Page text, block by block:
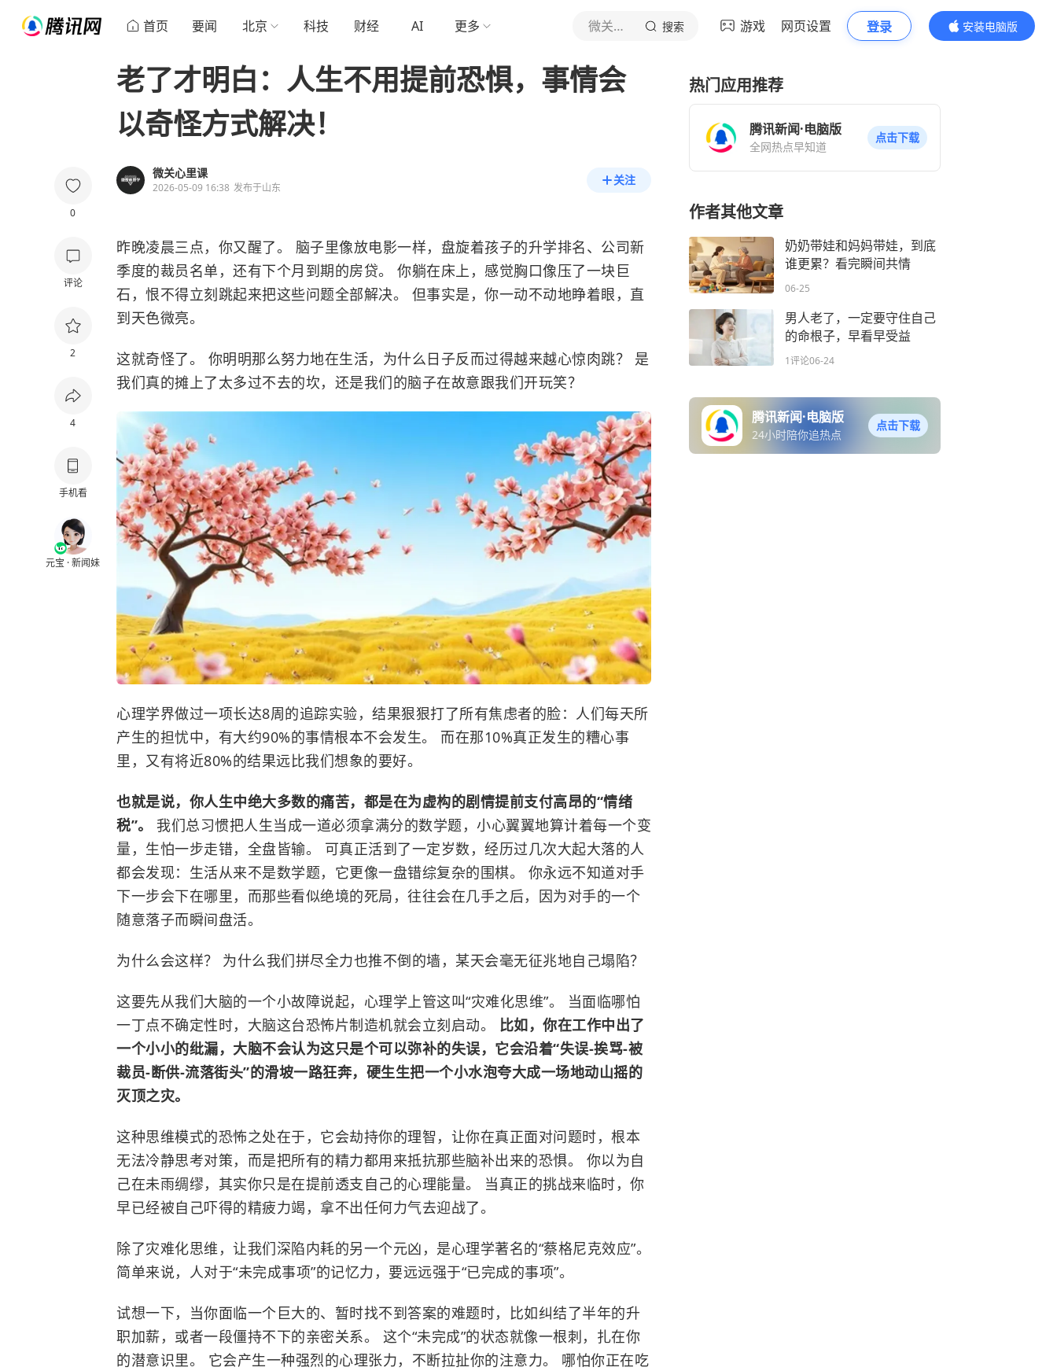
首页 要闻 北京 科技 财经 AI 更多 微关心里课 搜索 游戏 网页设置 登录
安装电脑版
内容更精彩
0
评论
2
4
手机看
元宝 · 新闻妹
老了才明白：人生不用提前恐惧，事情会
以奇怪方式解决！
微关心里课
2026-05-09 16:38 发布于山东
关注
昨晚凌晨三点，你又醒了。 脑子里像放电影一样，盘旋着孩子的升学排名、公司新
季度的裁员名单，还有下个月到期的房贷。 你躺在床上，感觉胸口像压了一块巨
石，恨不得立刻跳起来把这些问题全部解决。 但事实是，你一动不动地睁着眼，直
到天色微亮。
这就奇怪了。 你明明那么努力地在生活，为什么日子反而过得越来越心惊肉跳？ 是
我们真的摊上了太多过不去的坎，还是我们的脑子在故意跟我们开玩笑？
心理学界做过一项长达8周的追踪实验，结果狠狠打了所有焦虑者的脸：人们每天所
产生的担忧中，有大约90%的事情根本不会发生。 而在那10%真正发生的糟心事
里，又有将近80%的结果远比我们想象的要好。
也就是说，你人生中绝大多数的痛苦，都是在为虚构的剧情提前支付高昂的“情绪
税”。 我们总习惯把人生当成一道必须拿满分的数学题，小心翼翼地算计着每一个变
量，生怕一步走错，全盘皆输。 可真正活到了一定岁数，经历过几次大起大落的人
都会发现：生活从来不是数学题，它更像一盘错综复杂的围棋。 你永远不知道对手
下一步会下在哪里，而那些看似绝境的死局，往往会在几手之后，因为对手的一个
随意落子而瞬间盘活。
为什么会这样？ 为什么我们拼尽全力也推不倒的墙，某天会毫无征兆地自己塌陷？
这要先从我们大脑的一个小故障说起，心理学上管这叫“灾难化思维”。 当面临哪怕
一丁点不确定性时，大脑这台恐怖片制造机就会立刻启动。 比如，你在工作中出了
一个小小的纰漏，大脑不会认为这只是个可以弥补的失误，它会沿着“失误-挨骂-被
裁员-断供-流落街头”的滑坡一路狂奔，硬生生把一个小水泡夸大成一场地动山摇的
灭顶之灾。
这种思维模式的恐怖之处在于，它会劫持你的理智，让你在真正面对问题时，根本
无法冷静思考对策，而是把所有的精力都用来抵抗那些脑补出来的恐惧。 你以为自
己在未雨绸缪，其实你只是在提前透支自己的心理能量。 当真正的挑战来临时，你
早已经被自己吓得的精疲力竭，拿不出任何力气去迎战了。
除了灾难化思维，让我们深陷内耗的另一个元凶，是心理学著名的“蔡格尼克效应”。
简单来说，人对于“未完成事项”的记忆力，要远远强于“已完成的事项”。
试想一下，当你面临一个巨大的、暂时找不到答案的难题时，比如纠结了半年的升
职加薪，或者一段僵持不下的亲密关系。 这个“未完成”的状态就像一根刺，扎在你
的潜意识里。 它会产生一种强烈的心理张力，不断拉扯你的注意力。 哪怕你正在吃
热门应用推荐
腾讯新闻·电脑版
全网热点早知道
点击下载
作者其他文章
奶奶带娃和妈妈带娃，到底
谁更累？看完瞬间共情
06-25
男人老了，一定要守住自己
的命根子，早看早受益
1评论06-24
腾讯新闻·电脑版
24小时陪你追热点
点击下载